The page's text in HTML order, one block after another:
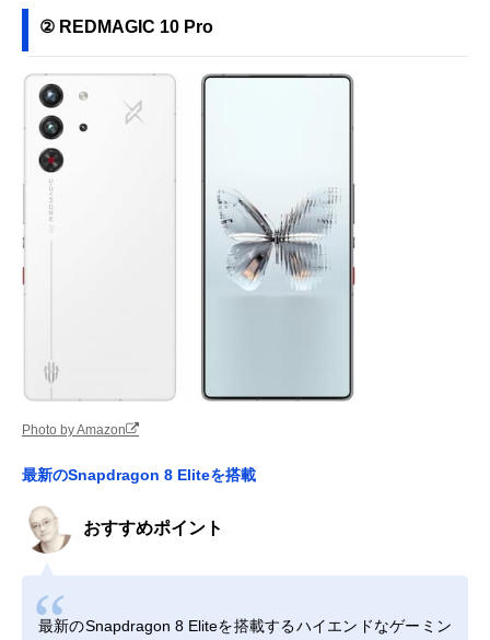
② REDMAGIC 10 Pro
Photo by Amazon
最新のSnapdragon 8 Eliteを搭載
おすすめポイント
最新のSnapdragon 8 Eliteを搭載するハイエンドなゲーミン